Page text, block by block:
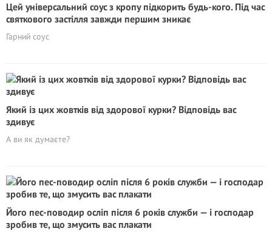
Цей універсальний соус з кропу підкорить будь-кого. Під час
святкового застілля завжди першим зникає
Гарний соус
Який із цих жовтків від здорової курки? Відповідь вас
здивує
А ви як думаєте?
Його пес-поводир осліп після 6 років служби — і господар
зробив те, що змусить вас плакати